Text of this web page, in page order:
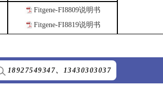
Fitgene-FI8809说明书
Fitgene-FI8819说明书
18927549347、13430303037